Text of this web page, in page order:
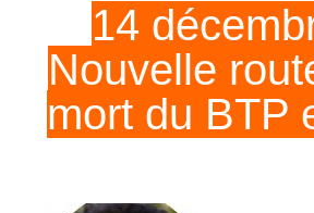
14
Nouvelle
mort du BTP